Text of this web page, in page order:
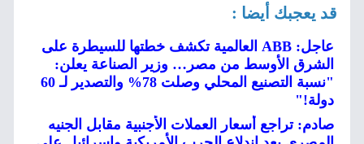
قد يعجبك أيضا :
عاجل: ABB العالمية تكشف خطتها للسيطرة على
الشرق الأوسط من مصر… وزير الصناعة يعلن:
"نسبة التصنيع المحلي وصلت 78% والتصدير لـ 60
دولة!"
صادم: تراجع أسعار العملات الأجنبية مقابل الجنيه